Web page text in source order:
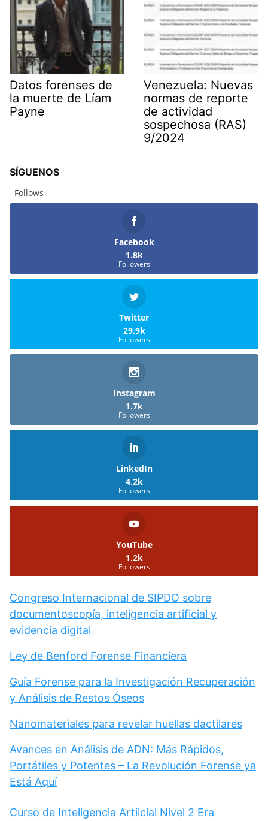
Datos forenses de
la muerte de Líam
Payne
Venezuela: Nuevas
normas de reporte
de actividad
sospechosa (RAS)
9/2024
SÍGUENOS
Follows
Facebook
1.8k
Followers
Twitter
29.9k
Followers
Instagram
1.7k
Followers
LinkedIn
4.2k
Followers
YouTube
1.2k
Followers
Congreso Internacional de SIPDO sobre
documentoscopía, inteligencia artificial y
evidencia digital
Ley de Benford Forense Financiera
Guía Forense para la Investigación Recuperación
y Análisis de Restos Óseos
Nanomateriales para revelar huellas dactilares
Avances en Análisis de ADN: Más Rápidos,
Portátiles y Potentes – La Revolución Forense ya
Está Aquí
Curso de Inteligencia Artiicial Nivel 2 Era